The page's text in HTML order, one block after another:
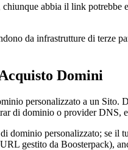
abbia il link
da infrastrutture di terze
Domini
personalizzato a un
di dominio o provider DNS,
dominio personalizzato; se il
gestito da Boosterpack),